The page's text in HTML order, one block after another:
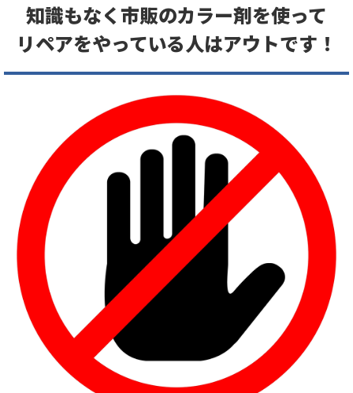
知識もなく市販のカラー剤を使って
リペアをやっている人はアウトです！